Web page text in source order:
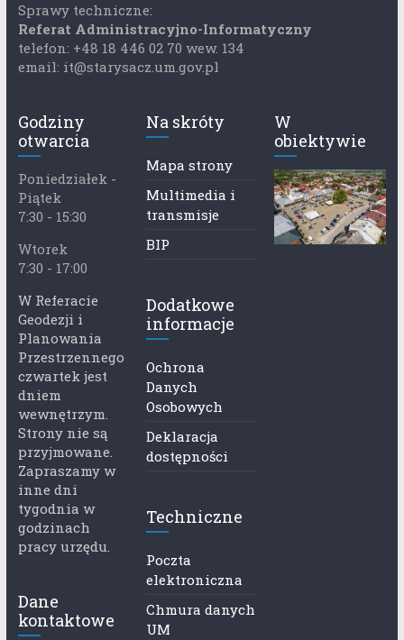
Sprawy techniczne:
Referat Administracyjno-Informatyczny
telefon: +48 18 446 02 70 wew. 134
email: it@starysacz.um.gov.pl
Godziny
otwarcia
Poniedziałek -
Piątek
7:30 - 15:30
Wtorek
7:30 - 17:00
W Referacie
Geodezji i
Planowania
Przestrzennego
czwartek jest
dniem
wewnętrzym.
Strony nie są
przyjmowane.
Zapraszamy w
inne dni
tygodnia w
godzinach
pracy urzędu.
Dane
kontaktowe
Na skróty
Mapa strony
Multimedia i
transmisje
BIP
Dodatkowe
informacje
Ochrona
Danych
Osobowych
Deklaracja
dostępności
Techniczne
Poczta
elektroniczna
Chmura danych
UM
W
obiektywie